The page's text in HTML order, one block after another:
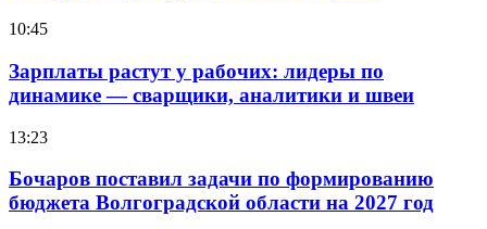
10:45
Зарплаты растут у рабочих: лидеры по
динамике — сварщики, аналитики и швеи
13:23
Бочаров поставил задачи по формированию
бюджета Волгоградской области на 2027 год